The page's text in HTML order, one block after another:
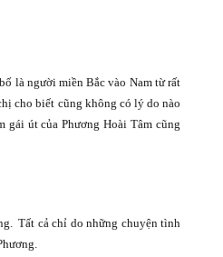
là người miền Bắc vào Nam từ rất
cho biết cũng không có lý do nào
út của Phương Hoài Tâm cũng
Tất cả chỉ do những chuyện tình